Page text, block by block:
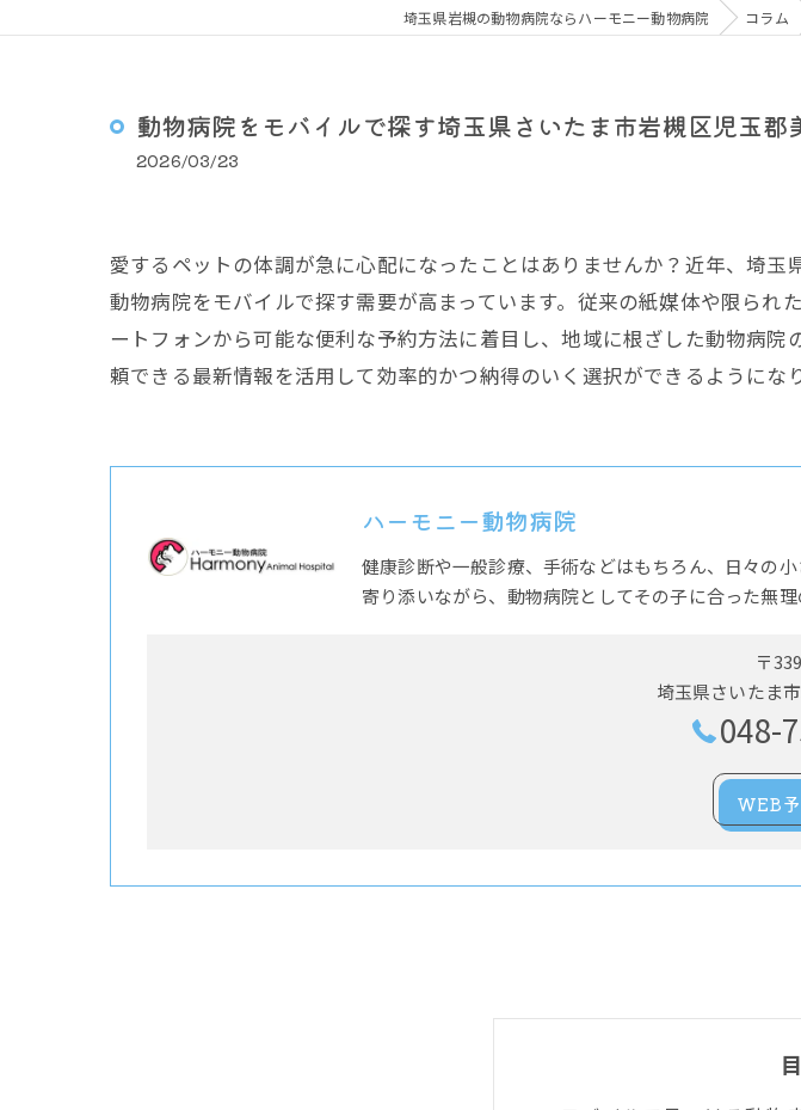
埼玉県岩槻の動物病院ならハーモニー動物病院 コラム
動物病院をモバイルで探す埼玉県さいたま市岩槻区児玉
2026/03/23
愛するペットの体調が急に心配になったことはありませんか？近年、埼
動物病院をモバイルで探す需要が高まっています。従来の紙媒体や限ら
ートフォンから可能な便利な予約方法に着目し、地域に根ざした動物病
頼できる最新情報を活用して効率的かつ納得のいく選択ができるようになり
ハーモニー動物病院
健康診断や一般診療、手術などはもちろん、日々の
寄り添いながら、動物病院としてその子に合った無理
〒
埼玉県さいたま
048-
WEB